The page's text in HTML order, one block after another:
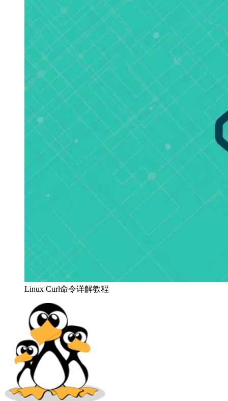
Linux Curl命令详解教程